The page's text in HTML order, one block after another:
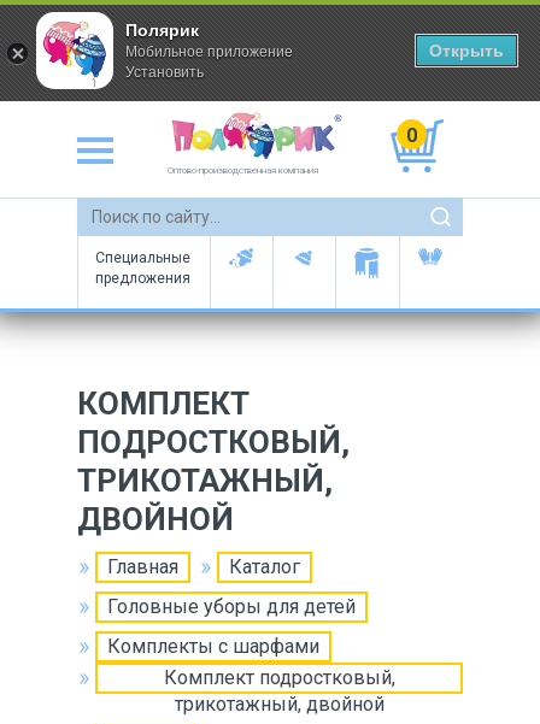
Оптово-производственная компания
0
Специальные
предложения
КОМПЛЕКТ
ПОДРОСТКОВЫЙ,
ТРИКОТАЖНЫЙ,
ДВОЙНОЙ
Главная
Каталог
Головные уборы для детей
Комплекты с шарфами
Комплект подростковый,
трикотажный, двойной
Полярик
Мобильное приложение
Установить
Открыть